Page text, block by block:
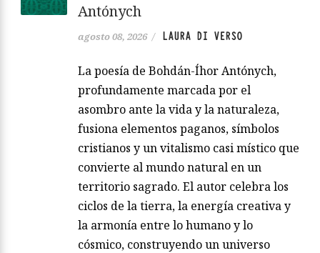
Antónych
agosto 08, 2026 / LAURA DI VERSO
La poesía de Bohdán-Íhor Antónych,
profundamente marcada por el
asombro ante la vida y la naturaleza,
fusiona elementos paganos, símbolos
cristianos y un vitalismo casi místico que
convierte al mundo natural en un
territorio sagrado. El autor celebra los
ciclos de la tierra, la energía creativa y
la armonía entre lo humano y lo
cósmico, construyendo un universo